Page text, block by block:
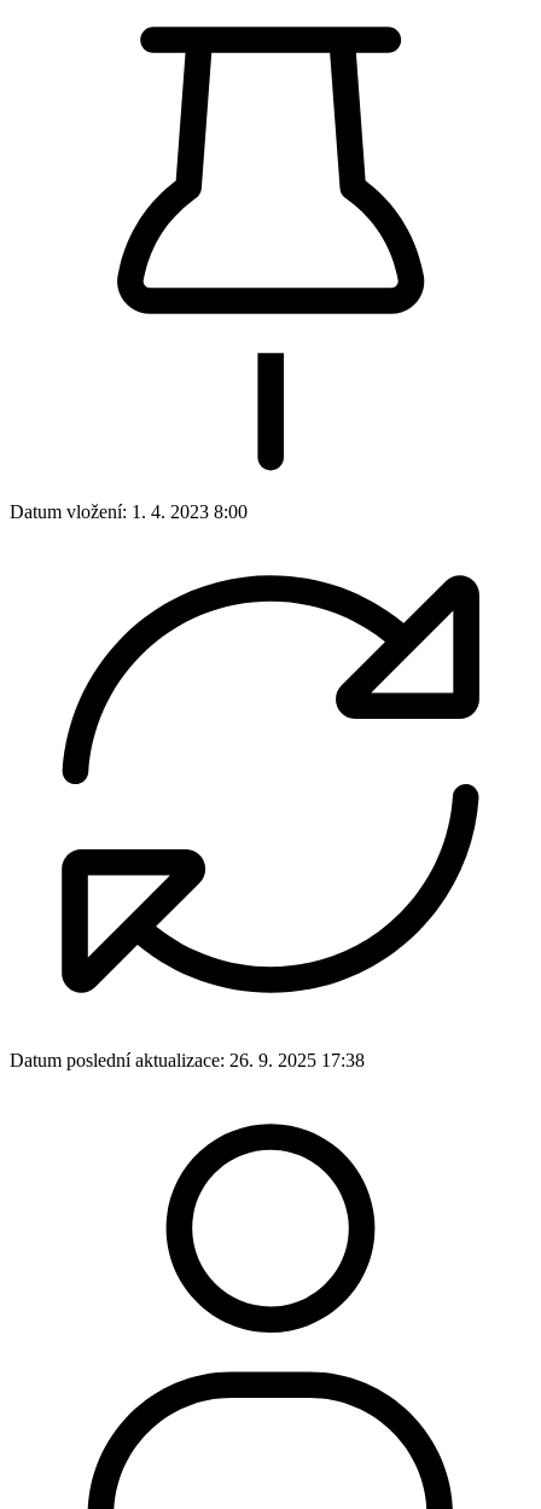
Datum vložení: 1. 4. 2023 8:00
Datum poslední aktualizace: 26. 9. 2025 17:38